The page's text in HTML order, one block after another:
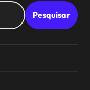
Pesquisar